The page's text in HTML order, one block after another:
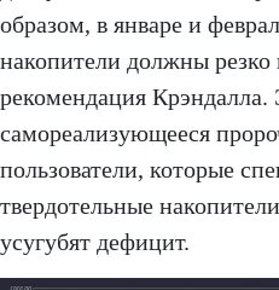
образом, в январе и
накопители должны резко
рекомендация Крэндалла.
самореализующееся
пользователи, которые
твердотельные
усугубят дефицит.